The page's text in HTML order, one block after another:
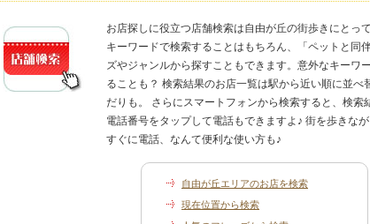
お店探しに役立つ店舗検索は自由が丘の街歩きにとっ
キーワードで検索することはもちろん、「ペットと同
ズやジャンルから探すこともできます。意外なキーワ
ることも？ 検索結果のお店一覧は駅から近い順に並べ
だりも。 さらにスマートフォンから検索すると、検索
電話番号をタップして電話もできますよ♪ 街を歩きな
すぐに電話、なんて便利な使い方も♪
自由が丘エリアのお店を検索
現在位置から検索